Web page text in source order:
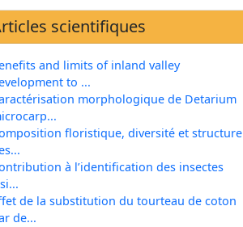
scientifiques
and limits of inland valley
to ...
morphologique de Detarium
floristique, diversité et structure
à l’identification des insectes
de la substitution du tourteau de coton
de...